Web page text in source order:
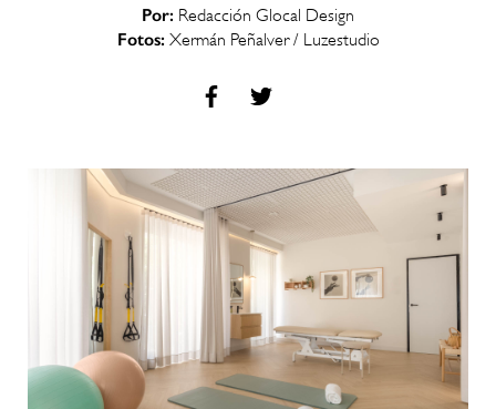
Por: Redacción Glocal Design
Fotos: Xermán Peñalver / Luzestudio